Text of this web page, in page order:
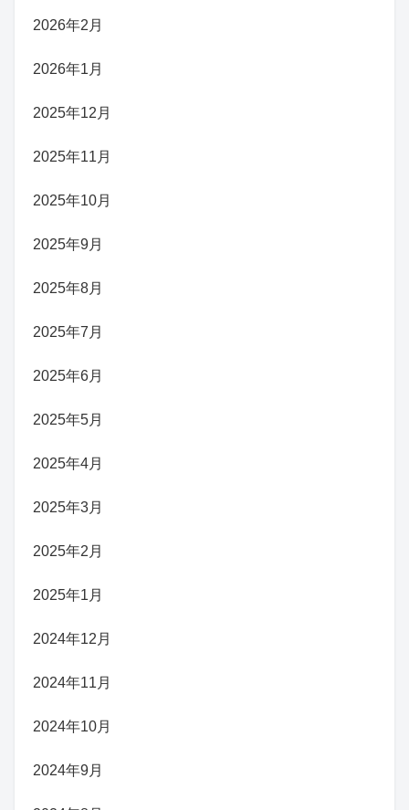
2026年2月
2026年1月
2025年12月
2025年11月
2025年10月
2025年9月
2025年8月
2025年7月
2025年6月
2025年5月
2025年4月
2025年3月
2025年2月
2025年1月
2024年12月
2024年11月
2024年10月
2024年9月